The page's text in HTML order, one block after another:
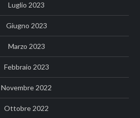
Luglio 2023
Giugno 2023
Marzo 2023
Febbraio 2023
Novembre 2022
Ottobre 2022